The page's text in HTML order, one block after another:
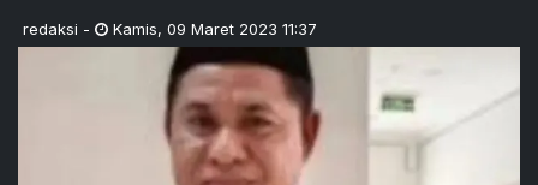
redaksi - Kamis, 09 Maret 2023 11:37